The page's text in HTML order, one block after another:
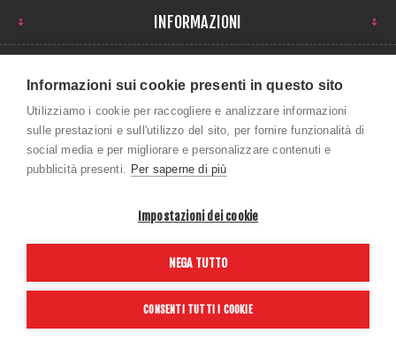
INFORMAZIONI
NEWSLETTER
Copyright © 2026 ROBI SPORT SRL. Tutti i diritti
riservati P.Iva 01043390259
Powered bynopCommerce
Informazioni sui cookie presenti in questo sito
Utilizziamo i cookie per raccogliere e analizzare informazioni
sulle prestazioni e sull'utilizzo del sito, per fornire funzionalità di
social media e per migliorare e personalizzare contenuti e
pubblicità presenti. Per saperne di più
Impostazioni dei cookie
NEGA TUTTO
CONSENTI TUTTI I COOKIE